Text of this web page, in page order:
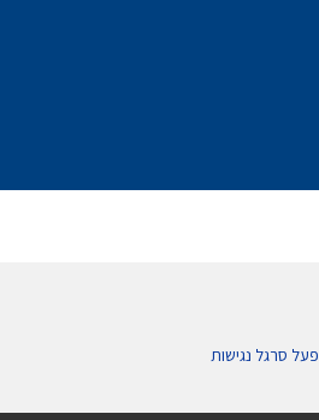
סרגל נגישות